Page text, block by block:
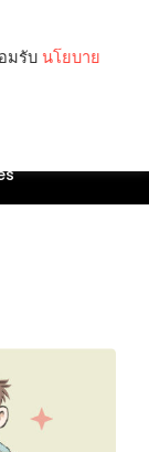
มรับ นโยบาย